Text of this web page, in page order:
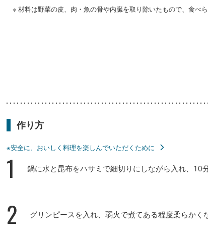
※ 材料は野菜の皮、肉・魚の骨や内臓を取り除いたもので、食べ
作り方
※安全に、おいしく料理を楽しんでいただくために
1 鍋に水と昆布をハサミで細切りにしながら入れ、10
2 グリンピースを入れ、弱火で煮てある程度柔らかく